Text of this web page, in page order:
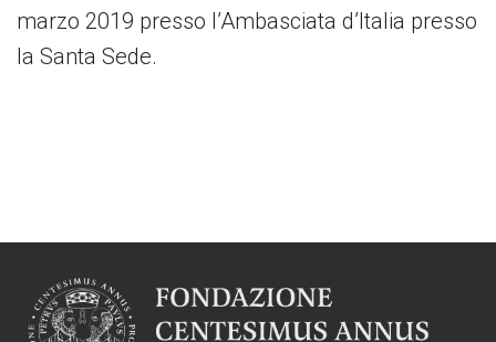
marzo 2019 presso l’Ambasciata d’Italia presso
la Santa Sede.